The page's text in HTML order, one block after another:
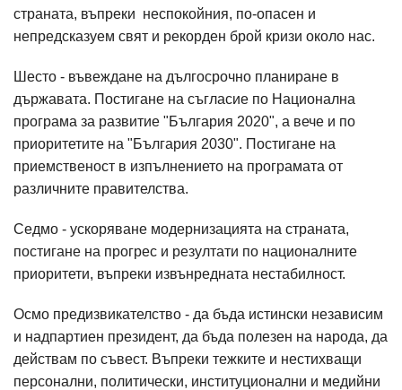
страната, въпреки неспокойния, по-опасен и
непредсказуем свят и рекорден брой кризи около нас.
Шесто - въвеждане на дългосрочно планиране в
държавата. Постигане на съгласие по Национална
програма за развитие "България 2020", а вече и по
приоритетите на "България 2030". Постигане на
приемственост в изпълнението на програмата от
различните правителства.
Седмо - ускоряване модернизацията на страната,
постигане на прогрес и резултати по националните
приоритети, въпреки извънредната нестабилност.
Осмо предизвикателство - да бъда истински независим
и надпартиен президент, да бъда полезен на народа, да
действам по съвест. Въпреки тежките и нестихващи
персонални, политически, институционални и медийни